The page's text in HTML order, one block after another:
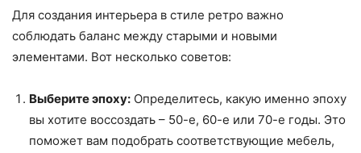
Для создания интерьера в стиле ретро важно
соблюдать баланс между старыми и новыми
элементами. Вот несколько советов:
Выберите эпоху: Определитесь, какую именно эпоху
вы хотите воссоздать – 50-е, 60-е или 70-е годы. Это
поможет вам подобрать соответствующие мебель,